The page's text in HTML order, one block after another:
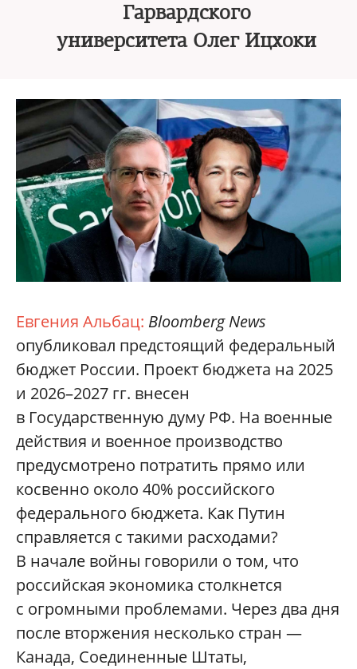
Гарвардского
университета Олег Ицхоки
Евгения Альбац: Bloomberg News
опубликовал предстоящий федеральный
бюджет России. Проект бюджета на 2025
и 2026–2027 гг. внесен
в Государственную думу РФ. На военные
действия и военное производство
предусмотрено потратить прямо или
косвенно около 40% российского
федерального бюджета. Как Путин
справляется с такими расходами?
В начале войны говорили о том, что
российская экономика столкнется
с огромными проблемами. Через два дня
после вторжения несколько стран —
Канада, Соединенные Штаты,